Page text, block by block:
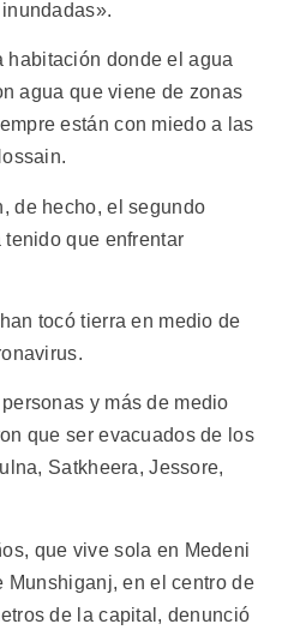
habitación donde el agua
agua que viene de zonas
están con miedo a las
de hecho, el segundo
que enfrentar
tocó tierra en medio de
y más de medio
que ser evacuados de los
Satkheera, Jessore,
que vive sola en Medeni
Munshiganj, en el centro de
de la capital, denunció